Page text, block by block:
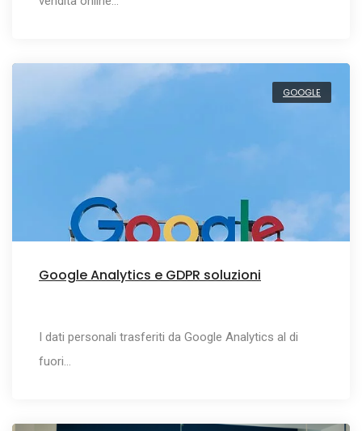
GOOGLE
Google Analytics e GDPR soluzioni
I dati personali trasferiti da Google Analytics al di
fuori…